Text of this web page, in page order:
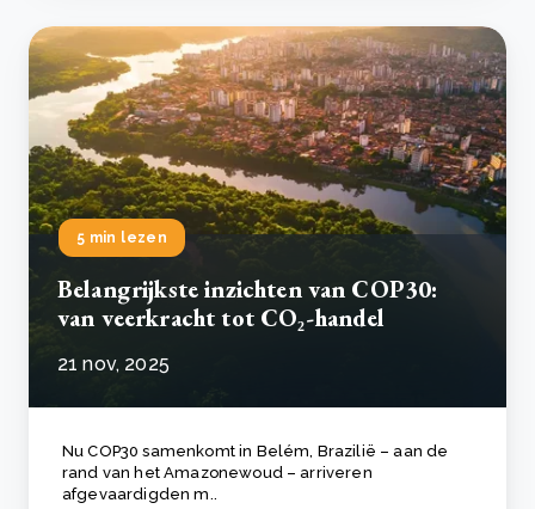
5 min lezen
Belangrijkste inzichten van COP30:
van veerkracht tot CO₂-handel
21 nov, 2025
Nu COP30 samenkomt in Belém, Brazilië – aan de
rand van het Amazonewoud – arriveren
afgevaardigden m..